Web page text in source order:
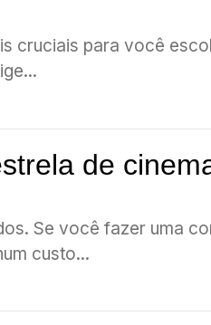
cruciais para você
de
Se você fazer uma
custo...